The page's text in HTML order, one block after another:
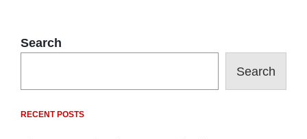
Search
Search
RECENT POSTS